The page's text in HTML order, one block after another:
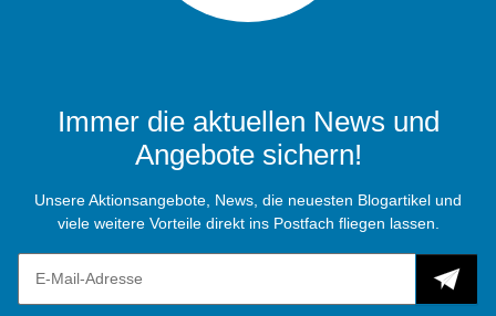
Immer die aktuellen News und
Angebote sichern!
Unsere Aktionsangebote, News, die neuesten Blogartikel und
viele weitere Vorteile direkt ins Postfach fliegen lassen.